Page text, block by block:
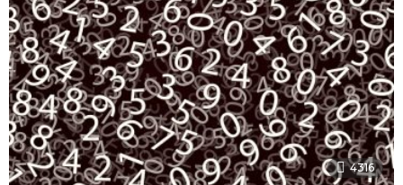
4316